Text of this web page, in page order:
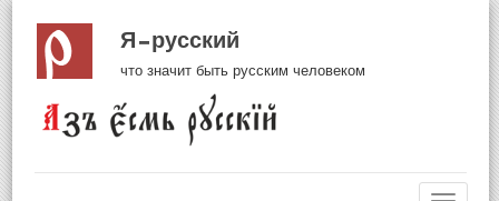
Я русский
что значит быть русским человеком